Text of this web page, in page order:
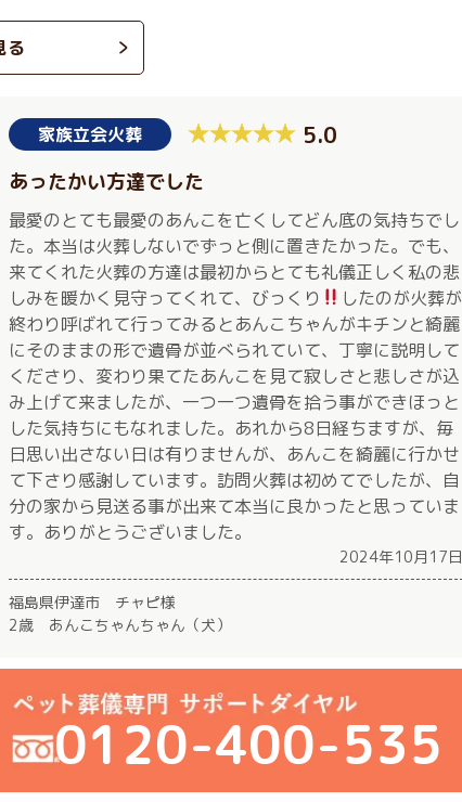
る
家族立会火葬 5.0
あったかい方達でした
最愛のとても最愛のあんこを亡くしてどん底の気持ちでし
た。本当は火葬しないでずっと側に置きたかった。でも、
来てくれた火葬の方達は最初からとても礼儀正しく私の悲
しみを暖かく見守ってくれて、びっくり
したのが火葬が
終わり呼ばれて行ってみるとあんこちゃんがキチンと綺麗
にそのままの形で遺骨が並べられていて、丁寧に説明して
くださり、変わり果てたあんこを見て寂しさと悲しさが込
み上げて来ましたが、一つ一つ遺骨を拾う事ができほっと
した気持ちにもなれました。あれから8日経ちますが、毎
日思い出さない日は有りませんが、あんこを綺麗に行かせ
て下さり感謝しています。訪問火葬は初めてでしたが、自
分の家から見送る事が出来て本当に良かったと思っていま
す。ありがとうございました。
2024年10月17日
福島県伊達市 チャピ様
2歳 あんこちゃんちゃん（犬）
0120-400-535